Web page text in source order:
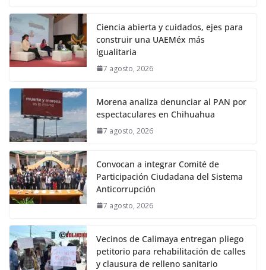
Ciencia abierta y cuidados, ejes para
construir una UAEMéx más
igualitaria
7 agosto, 2026
Morena analiza denunciar al PAN por
espectaculares en Chihuahua
7 agosto, 2026
Convocan a integrar Comité de
Participación Ciudadana del Sistema
Anticorrupción
7 agosto, 2026
Vecinos de Calimaya entregan pliego
petitorio para rehabilitación de calles
y clausura de relleno sanitario